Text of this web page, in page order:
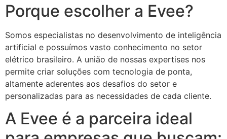
Porque escolher a Evee?
Somos especialistas no desenvolvimento de inteligência
artificial e possuímos vasto conhecimento no setor
elétrico brasileiro. A união de nossas expertises nos
permite criar soluções com tecnologia de ponta,
altamente aderentes aos desafios do setor e
personalizadas para as necessidades de cada cliente.
A Evee é a parceira ideal